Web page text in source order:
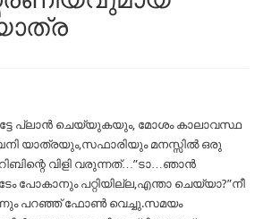
തൊട്ടേ പ്ലാൻ ചെയ്യുകയും, മോശം കാലാവസ്ഥ
യാത്രയും,സഫാരിയും മനസ്സിൽ ഒരു
വിളി വരുന്നത്…”ടാ…ഞാൻ
പോകാനും പറ്റിയില്ല,എന്താ ചെയ്യാ?”നീ
എന്നും പറഞ്ഞ് ഫോൺ വെച്ചു.സമയം